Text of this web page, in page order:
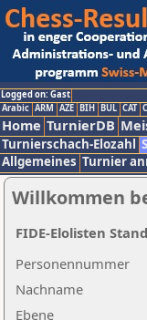
Logged on: Gast
Arabic ARM AZE BIH BUL CAT
Home TurnierDB
Turnierschach-Elozahl
Allgemeines Turnier
Willkommen
Nachname
Ebene
Personennummer
FIDE-Elolisten Stand